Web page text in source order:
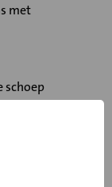
met
schoep